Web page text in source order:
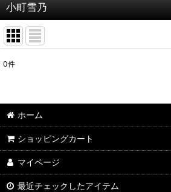
小町雪乃
並び順:
0件
ホーム
ショッピングカート
マイページ
最近チェックしたアイテム